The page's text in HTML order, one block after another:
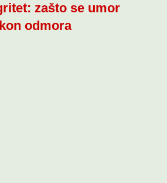
zašto se umor
odmora